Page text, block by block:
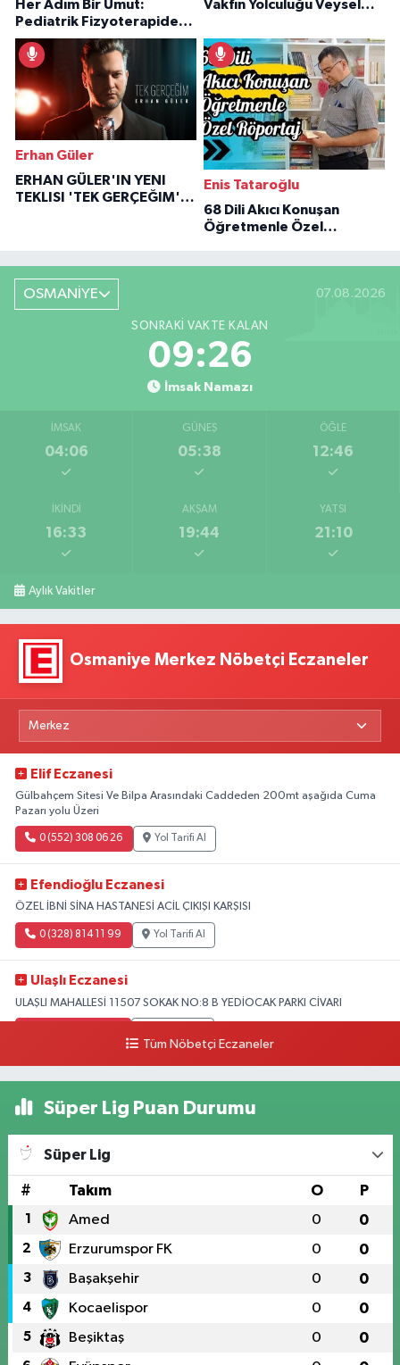
Her Adım Bir Umut:
Pediatrik Fizyoterapiden
İlham Veren Hikâyeler
Vakfın Yolculuğu Veysel
Erhan Güler
ERHAN GÜLER'IN YENI
TEKLISI 'TEK GERÇEĞIM'LE
Enis Tataroğlu
68 Dili Akıcı Konuşan
Öğretmenle Özel
OSMANİYE 07.08.2026
SONRAKI VAKTE KALAN
09:25
İmsak Namazı
İMSAK
04:06
GÜNEŞ
05:38
ÖĞLE
12:46
İKINDI
16:33
AKŞAM
19:44
YATSI
21:10
Aylık Vakitler
Osmaniye Merkez Nöbetçi Eczaneler
Elif Eczanesi
Gülbahçem Sitesi Ve Bilpa Arasındaki Caddeden 200mt aşağıda Cuma
Pazarı yolu Üzeri
0 (552) 308 06 26 Yol Tarifi Al
Efendioğlu Eczanesi
ÖZEL İBNİ SİNA HASTANESİ ACİL ÇIKIŞI KARŞISI
0 (328) 814 11 99 Yol Tarifi Al
Ulaşlı Eczanesi
ULAŞLI MAHALLESİ 11507 SOKAK NO:8 B YEDİOCAK PARKI CİVARI
Tüm Nöbetçi Eczaneler
Süper Lig Puan Durumu
Süper Lig
# Takım O P
1 Amed 0 0
2 Erzurumspor FK 0 0
3 Başakşehir 0 0
4 Kocaelispor 0 0
5 Beşiktaş 0 0